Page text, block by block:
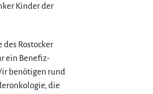
Kinder der
Rostocker
ein Benefiz-
benötigen rund
die